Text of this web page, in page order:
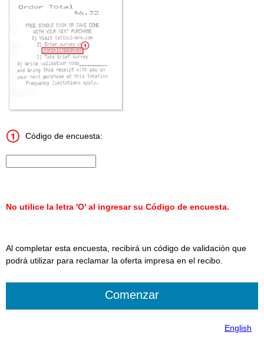
Código de encuesta:
No utilice la letra 'O' al ingresar su Código de encuesta.
Al completar esta encuesta, recibirá un código de validación que
podrá utilizar para reclamar la oferta impresa en el recibo.
English